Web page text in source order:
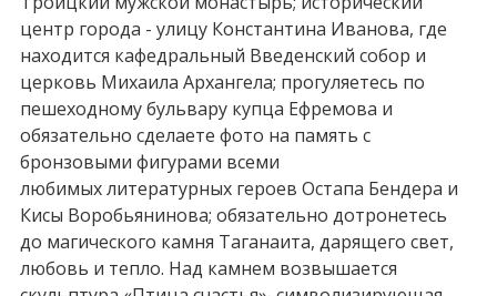
центр города - улицу Константина Иванова, где
находится кафедральный Введенский собор и
церковь Михаила Архангела; прогуляетесь по
пешеходному бульвару купца Ефремова и
обязательно сделаете фото на память с
бронзовыми фигурами всеми
любимых литературных героев Остапа Бендера и
Кисы Воробьянинова; обязательно дотронетесь
до магического камня Таганаита, дарящего свет,
любовь и тепло. Над камнем возвышается